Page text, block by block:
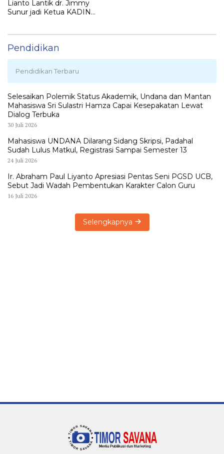
Lianto Lantik dr. Jimmy
Sunur jadi Ketua KADIN
Pendidikan
Pendidikan Terbaru
Selesaikan Polemik Status Akademik, Undana dan Mantan
Mahasiswa Sri Sulastri Hamza Capai Kesepakatan Lewat
Dialog Terbuka
30 Juli 2026
Mahasiswa UNDANA Dilarang Sidang Skripsi, Padahal
Sudah Lulus Matkul, Registrasi Sampai Semester 13
24 Juli 2026
Ir. Abraham Paul Liyanto Apresiasi Pentas Seni PGSD UCB,
Sebut Jadi Wadah Pembentukan Karakter Calon Guru
16 Juli 2026
Selengkapnya